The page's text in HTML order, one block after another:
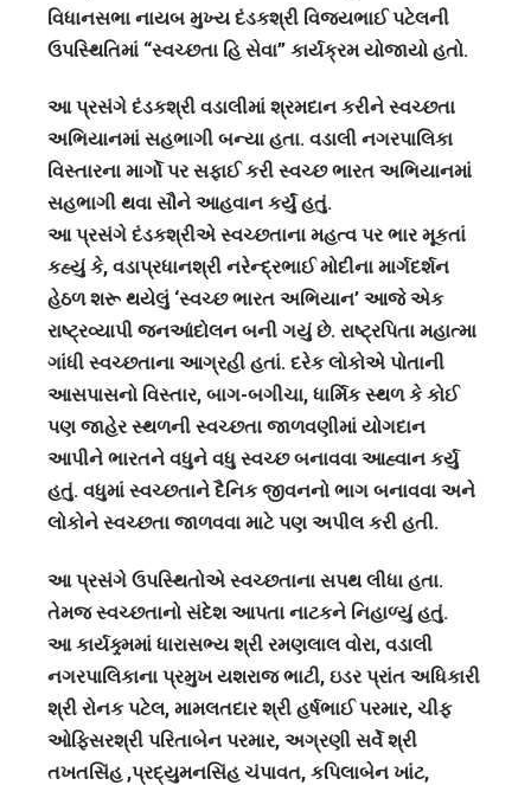
વિધાનસભા નાયબ મુખ્ય દંડકશ્રી વિજયભાઈ પટેલની
ઉપસ્થિતિમાં “સ્વચ્છતા હિ સેવા” કાર્યક્રમ યોજાયો હતો.
આ પ્રસંગે દંડકશ્રી વડાલીમાં શ્રમદાન કરીને સ્વચ્છતા
અભિયાનમાં સહભાગી બન્યા હતા. વડાલી નગરપાલિકા
વિસ્તારના માર્ગો પર સફાઈ કરી સ્વચ્છ ભારત અભિયાનમાં
સહભાગી થવા સૌને આહવાન કર્યું હતું.
આ પ્રસંગે દંડકશ્રીએ સ્વચ્છતાના મહત્વ પર ભાર મૂકતાં
કહ્યું કે, વડાપ્રધાનશ્રી નરેન્દ્રભાઈ મોદીના માર્ગદર્શન
હેઠળ શરૂ થયેલું ‘સ્વચ્છ ભારત અભિયાન’ આજે એક
રાષ્ટ્રવ્યાપી જનઆંદોલન બની ગયું છે. રાષ્ટ્રપિતા મહાત્મા
ગાંધી સ્વચ્છતાના આગ્રહી હતાં. દરેક લોકોએ પોતાની
આસપાસનો વિસ્તાર, બાગ-બગીચા, ધાર્મિક સ્થળ કે કોઈ
પણ જાહેર સ્થળની સ્વચ્છતા જાળવણીમાં યોગદાન
આપીને ભારતને વધુને વધુ સ્વચ્છ બનાવવા આહ્વાન કર્યુ
હતું. વધુમાં સ્વચ્છતાને દૈનિક જીવનનો ભાગ બનાવવા અને
લોકોને સ્વચ્છતા જાળવવા માટે પણ અપીલ કરી હતી.
આ પ્રસંગે ઉપસ્થિતોએ સ્વચ્છતાના સપથ લીધા હતા.
તેમજ સ્વચ્છતાનો સંદેશ આપતા નાટકને નિહાળ્યું હતું.
આ કાર્યક્ર્મમાં ધારાસભ્ય શ્રી રમણલાલ વોરા, વડાલી
નગરપાલિકાના પ્રમુખ યશરાજ ભાટી, ઇડર પ્રાંત અધિકારી
શ્રી રોનક પટેલ, મામલતદાર શ્રી હર્ષભાઈ પરમાર, ચીફ
ઓફિસરશ્રી પરિતાબેન પરમાર, અગ્રણી સર્વે શ્રી
તખતસિંહ ,પ્રદ્યુમનસિંહ ચંપાવત, કપિલાબેન ખાંટ,